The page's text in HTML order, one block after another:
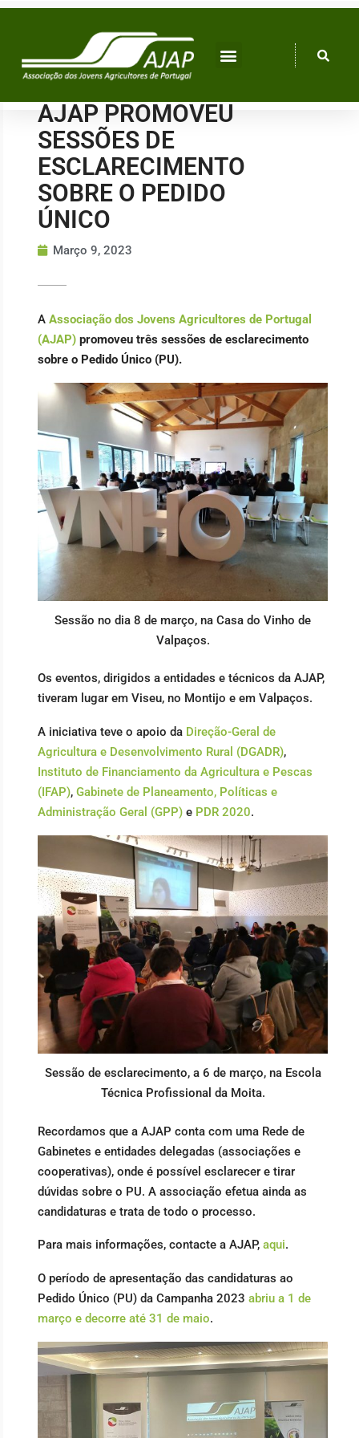
Skip
AJAP PROMOVEU
SESSÕES DE
ESCLARECIMENTO
SOBRE O PEDIDO
ÚNICO
Março 9, 2023
A Associação dos Jovens Agricultores de Portugal
(AJAP) promoveu três sessões de esclarecimento
sobre o Pedido Único (PU).
Sessão no dia 8 de março, na Casa do Vinho de
Valpaços.
Os eventos, dirigidos a entidades e técnicos da AJAP,
tiveram lugar em Viseu, no Montijo e em Valpaços.
A iniciativa teve o apoio da Direção-Geral de
Agricultura e Desenvolvimento Rural (DGADR),
Instituto de Financiamento da Agricultura e Pescas
(IFAP), Gabinete de Planeamento, Políticas e
Administração Geral (GPP) e PDR 2020.
Sessão de esclarecimento, a 6 de março, na Escola
Técnica Profissional da Moita.
Recordamos que a AJAP conta com uma Rede de
Gabinetes e entidades delegadas (associações e
cooperativas), onde é possível esclarecer e tirar
dúvidas sobre o PU. A associação efetua ainda as
candidaturas e trata de todo o processo.
Para mais informações, contacte a AJAP, aqui.
O período de apresentação das candidaturas ao
Pedido Único (PU) da Campanha 2023 abriu a 1 de
março e decorre até 31 de maio.